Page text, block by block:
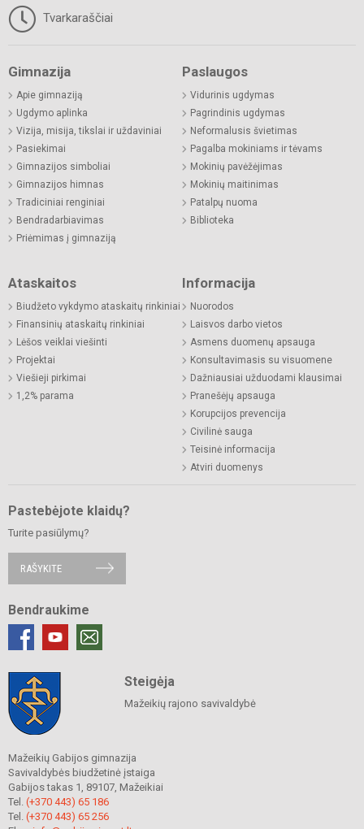
Tvarkaraščiai
Gimnazija
Apie gimnaziją
Ugdymo aplinka
Vizija, misija, tikslai ir uždaviniai
Pasiekimai
Gimnazijos simboliai
Gimnazijos himnas
Tradiciniai renginiai
Bendradarbiavimas
Priėmimas į gimnaziją
Paslaugos
Vidurinis ugdymas
Pagrindinis ugdymas
Neformalusis švietimas
Pagalba mokiniams ir tėvams
Mokinių pavėžėjimas
Mokinių maitinimas
Patalpų nuoma
Biblioteka
Ataskaitos
Biudžeto vykdymo ataskaitų rinkiniai
Finansinių ataskaitų rinkiniai
Lėšos veiklai viešinti
Projektai
Viešieji pirkimai
1,2% parama
Informacija
Nuorodos
Laisvos darbo vietos
Asmens duomenų apsauga
Konsultavimasis su visuomene
Dažniausiai užduodami klausimai
Pranešėjų apsauga
Korupcijos prevencija
Civilinė sauga
Teisinė informacija
Atviri duomenys
Pastebėjote klaidų?
Turite pasiūlymų?
RAŠYKITE
Bendraukime
Steigėja
Mažeikių rajono savivaldybė
Mažeikių Gabijos gimnazija
Savivaldybės biudžetinė įstaiga
Gabijos takas 1, 89107, Mažeikiai
Tel. (+370 443) 65 186
Tel. (+370 443) 65 256